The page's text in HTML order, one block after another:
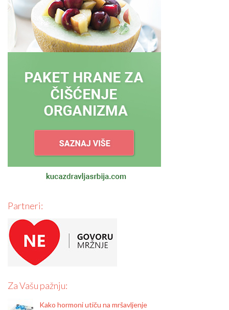
Partneri:
Za Vašu pažnju:
Kako hormoni utiču na mršavljenje